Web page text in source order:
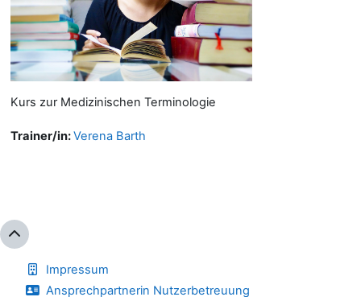
Kurs zur Medizinischen Terminologie
Trainer/in:Verena Barth
Impressum
Ansprechpartnerin Nutzerbetreuung